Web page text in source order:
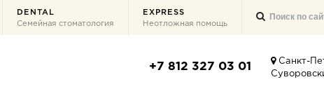
DENTAL
Семейная стоматология
EXPRESS
Неотложная помощь
+7 812 327 03 01
Санкт-